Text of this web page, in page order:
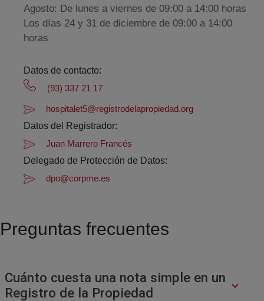
Agosto: De lunes a viernes de 09:00 a 14:00 horas
Los días 24 y 31 de diciembre de 09:00 a 14:00
horas
Datos de contacto:
(93) 337 21 17
hospitalet5@registrodelapropiedad.org
Datos del Registrador:
Juan Marrero Francés
Delegado de Protección de Datos:
dpo@corpme.es
Preguntas frecuentes
Cuánto cuesta una nota simple en un
Registro de la Propiedad